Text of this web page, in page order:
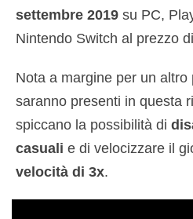
settembre 2019 su PC,
Nintendo Switch al prezzo di
Nota a margine per un
saranno presenti in questa
spiccano la possibilità di
casuali e di velocizzare il
velocità di 3x.